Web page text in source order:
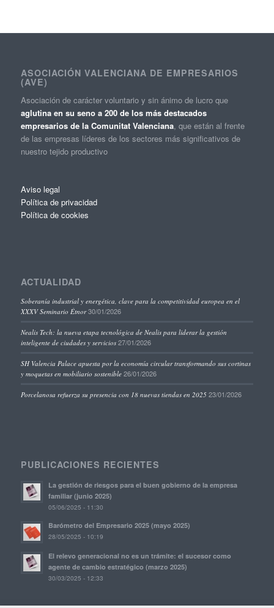
ASOCIACIÓN VALENCIANA DE EMPRESARIOS
(AVE)
Asociación de carácter voluntario y sin ánimo de lucro que
aglutina en su seno a 200 de los más destacados
empresarios de la Comunitat Valenciana, que están al frente
de las empresas líderes de los sectores más significativos de
nuestro tejido productivo
Aviso legal
Política de privacidad
Política de cookies
ACTUALIDAD
Soberanía industrial y energética, clave para la competitividad europea en el
XXXV Seminario Étnor 30/01/2026
Nealis Tech: la nueva etapa tecnológica de Nealis para liderar la gestión
inteligente de ciudades y servicios 27/01/2026
SH Valencia Palace apuesta por la economía circular transformando sus cortinas
y moquetas en mobiliario sostenible 26/01/2026
Porcelanosa refuerza su presencia con 18 nuevas tiendas en 2025 23/01/2026
PUBLICACIONES RECIENTES
La gestión de riesgos para el buen gobierno de la empresa
familiar (junio 2025)
05/06/2025 - 11:30
Barómetro del Empresario 2025 (mayo 2025)
28/05/2025 - 10:19
El relevo generacional no es un trámite: el sucesor como
agente de cambio estratégico (marzo 2025)
30/03/2025 - 12:33